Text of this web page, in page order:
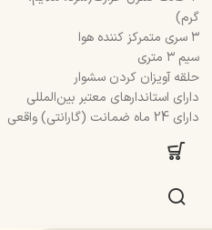
گرم)
۳ سری متمرکز کننده هوا
سیم ۳ متری
حلقه آویزان کردن سشوار
دارای استاندارهای معتبر بین‌المللی
دارای 24 ماه ضمانت (گارانتی) واقعی